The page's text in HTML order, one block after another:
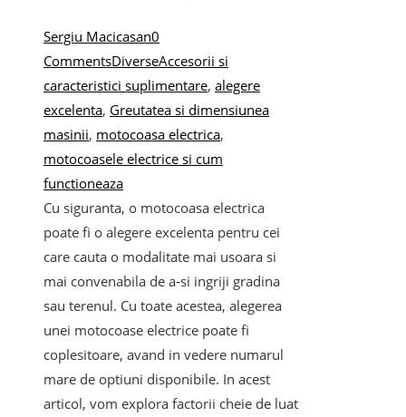
Sergiu Macicasan0
CommentsDiverseAccesorii si
caracteristici suplimentare, alegere
excelenta, Greutatea si dimensiunea
masinii, motocoasa electrica,
motocoasele electrice si cum
functioneaza
Cu siguranta, o motocoasa electrica
poate fi o alegere excelenta pentru cei
care cauta o modalitate mai usoara si
mai convenabila de a-si ingriji gradina
sau terenul. Cu toate acestea, alegerea
unei motocoase electrice poate fi
coplesitoare, avand in vedere numarul
mare de optiuni disponibile. In acest
articol, vom explora factorii cheie de luat